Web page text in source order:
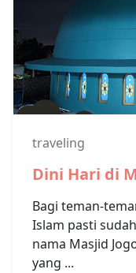
traveling
Dini Hari di
Bagi teman-
Islam pasti
nama Masjid
yang ...